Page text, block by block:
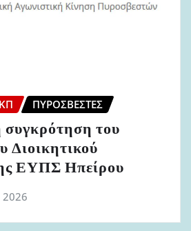
ΠΥΡΟΣΒΈΣΤΕΣ
του
Διοικητικού
ΕΥΠΣ Ηπείρου